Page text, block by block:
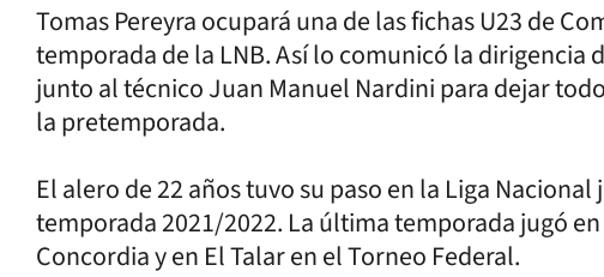
Tomas Pereyra ocupará una de las fichas U23 de
temporada de la LNB. Así lo comunicó la dirigencia
junto al técnico Juan Manuel Nardini para dejar
la pretemporada.
El alero de 22 años tuvo su paso en la Liga
temporada 2021/2022. La última temporada jugó
Concordia y en El Talar en el Torneo Federal.